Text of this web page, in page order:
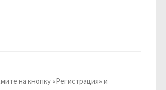
на кнопку «Регистрация» и